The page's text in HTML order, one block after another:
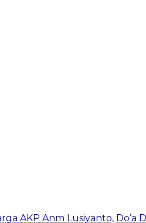
AKP Anm Lusiyanto, Do’a